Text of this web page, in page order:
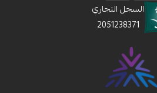
السجل التجاري
2051238371